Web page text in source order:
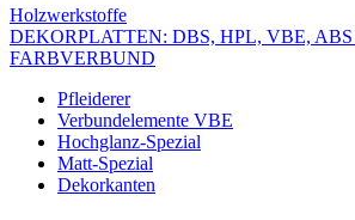
Holzwerkstoffe
DEKORPLATTEN: DBS, HPL, VBE,
FARBVERBUND
Pfleiderer
Verbundelemente VBE
Hochglanz-Spezial
Matt-Spezial
Dekorkanten